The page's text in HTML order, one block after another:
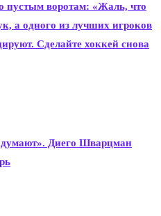
пустым воротам: «Жаль, что
а одного из лучших игроков
Сделайте хоккей снова
Диего Шварцман